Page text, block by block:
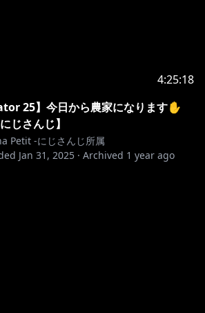
4:25:18
25】今日から農家になります✋
じさんじ】
Petit -にじさんじ所属
Jan 31, 2025 · Archived 1 year ago